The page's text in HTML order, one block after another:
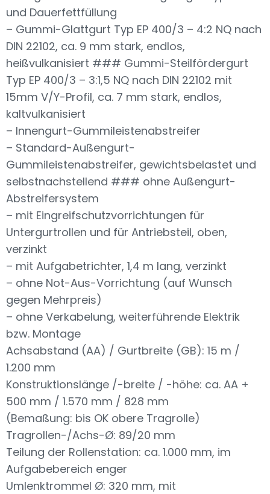
und Dauerfettfüllung
– Gummi-Glattgurt Typ EP 400/3 – 4:2 NQ nach
DIN 22102, ca. 9 mm stark, endlos,
heißvulkanisiert ### Gummi-Steilfördergurt
Typ EP 400/3 – 3:1,5 NQ nach DIN 22102 mit
15mm V/Y-Profil, ca. 7 mm stark, endlos,
kaltvulkanisiert
– Innengurt-Gummileistenabstreifer
– Standard-Außengurt-
Gummileistenabstreifer, gewichtsbelastet und
selbstnachstellend ### ohne Außengurt-
Abstreifersystem
– mit Eingreifschutzvorrichtungen für
Untergurtrollen und für Antriebsteil, oben,
verzinkt
– mit Aufgabetrichter, 1,4 m lang, verzinkt
– ohne Not-Aus-Vorrichtung (auf Wunsch
gegen Mehrpreis)
– ohne Verkabelung, weiterführende Elektrik
bzw. Montage
Achsabstand (AA) / Gurtbreite (GB): 15 m /
1.200 mm
Konstruktionslänge /-breite / -höhe: ca. AA +
500 mm / 1.570 mm / 828 mm
(Bemaßung: bis OK obere Tragrolle)
Tragrollen-/Achs-Ø: 89/20 mm
Teilung der Rollenstation: ca. 1.000 mm, im
Aufgabebereich enger
Umlenktrommel Ø: 320 mm, mit